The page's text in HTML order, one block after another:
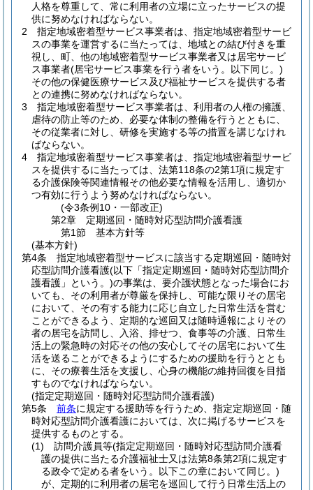
人格を尊重して、常に利用者の立場に立ったサービスの提
供に努めなければならない。
2
指定地域密着型サービス事業者は、指定地域密着型サービ
スの事業を運営するに当たっては、地域との結び付きを重
視し、町、他の地域密着型サービス事業者又は居宅サービ
ス事業者(居宅サービス事業を行う者をいう。以下同じ。)
その他の保健医療サービス及び福祉サービスを提供する者
との連携に努めなければならない。
3
指定地域密着型サービス事業者は、利用者の人権の擁護、
虐待の防止等のため、必要な体制の整備を行うとともに、
その従業者に対し、研修を実施する等の措置を講じなけれ
ばならない。
4
指定地域密着型サービス事業者は、指定地域密着型サービ
スを提供するに当たっては、法第118条の2第1項に規定す
る介護保険等関連情報その他必要な情報を活用し、適切か
つ有効に行うよう努めなければならない。
(令3条例10・一部改正)
第2章
定期巡回・随時対応型訪問介護看護
第1節
基本方針等
(基本方針)
第4条
指定地域密着型サービスに該当する定期巡回・随時対
応型訪問介護看護(以下「指定定期巡回・随時対応型訪問介
護看護」という。)の事業は、要介護状態となった場合にお
いても、その利用者が尊厳を保持し、可能な限りその居宅
において、その有する能力に応じ自立した日常生活を営む
ことができるよう、定期的な巡回又は随時通報によりその
者の居宅を訪問し、入浴、排せつ、食事等の介護、日常生
活上の緊急時の対応その他の安心してその居宅において生
活を送ることができるようにするための援助を行うととも
に、その療養生活を支援し、心身の機能の維持回復を目指
すものでなければならない。
(指定定期巡回・随時対応型訪問介護看護)
第5条
前条に規定する援助等を行うため、指定定期巡回・随
時対応型訪問介護看護においては、次に掲げるサービスを
提供するものとする。
(1)
訪問介護員等(指定定期巡回・随時対応型訪問介護看
護の提供に当たる介護福祉士又は法第8条第2項に規定す
る政令で定める者をいう。以下この章において同じ。)
が、定期的に利用者の居宅を巡回して行う日常生活上の